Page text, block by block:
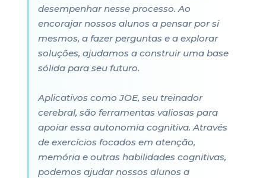
desempenhar nesse processo. Ao
encorajar nossos alunos a pensar por si
mesmos, a fazer perguntas e a explorar
soluções, ajudamos a construir uma base
sólida para seu futuro.
Aplicativos como JOE, seu treinador
cerebral, são ferramentas valiosas para
apoiar essa autonomia cognitiva. Através
de exercícios focados em atenção,
memória e outras habilidades cognitivas,
podemos ajudar nossos alunos a